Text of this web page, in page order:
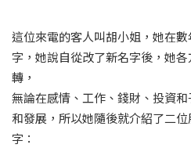
這位來電的客人叫胡小姐，她在
字，她說自從改了新名字後，她
轉，
無論在感情、工作、錢財、投資
和發展，所以她隨後就介紹了二
字：